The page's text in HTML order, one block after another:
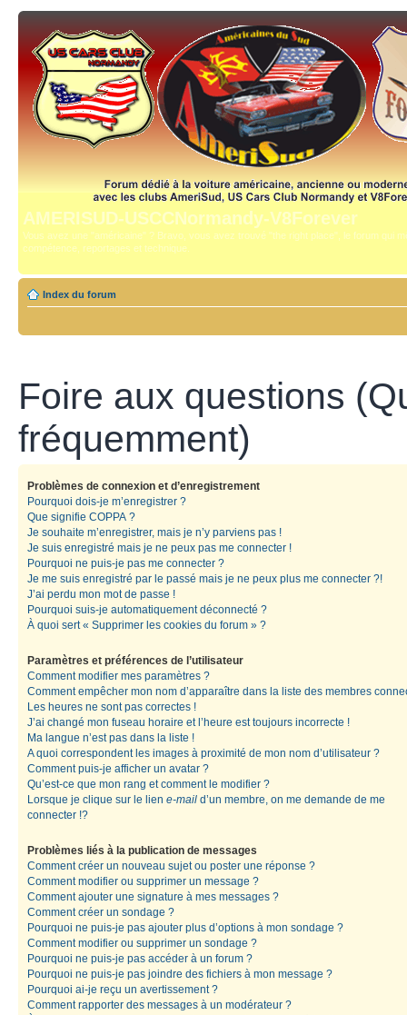
AMERISUD-USCCNormandy-V8Forever
Vous avez une "américaine" ? Bravo, vous avez trouvé "the right place", le forum qui
compétence, reportages et technique.
Index du forum
Foire aux questions
fréquemment)
Problèmes de connexion et d’enregistrement
Pourquoi dois-je m’enregistrer ?
Que signifie COPPA ?
Je souhaite m’enregistrer, mais je n’y parviens pas !
Je suis enregistré mais je ne peux pas me connecter !
Pourquoi ne puis-je pas me connecter ?
Je me suis enregistré par le passé mais je ne peux plus me connecter ?!
J’ai perdu mon mot de passe !
Pourquoi suis-je automatiquement déconnecté ?
À quoi sert « Supprimer les cookies du forum » ?
Paramètres et préférences de l’utilisateur
Comment modifier mes paramètres ?
Comment empêcher mon nom d’apparaître dans la liste des membres
Les heures ne sont pas correctes !
J’ai changé mon fuseau horaire et l’heure est toujours incorrecte !
Ma langue n’est pas dans la liste !
A quoi correspondent les images à proximité de mon nom d’utilisateur ?
Comment puis-je afficher un avatar ?
Qu’est-ce que mon rang et comment le modifier ?
Lorsque je clique sur le lien e-mail d’un membre, on me demande de me
connecter !?
Problèmes liés à la publication de messages
Comment créer un nouveau sujet ou poster une réponse ?
Comment modifier ou supprimer un message ?
Comment ajouter une signature à mes messages ?
Comment créer un sondage ?
Pourquoi ne puis-je pas ajouter plus d’options à mon sondage ?
Comment modifier ou supprimer un sondage ?
Pourquoi ne puis-je pas accéder à un forum ?
Pourquoi ne puis-je pas joindre des fichiers à mon message ?
Pourquoi ai-je reçu un avertissement ?
Comment rapporter des messages à un modérateur ?